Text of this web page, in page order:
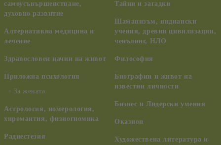
самоусъвършенстване,
духовно развитие
Алтернативна медицина и
лечение
Здравословен начин на живот
Приложна психология
За жената
Астрология, номерология,
хиромантия, физиогномика
Радиестезия
Тайни и загадки
Шаманизъм, индиански
учения, древни цивилизации,
ченълинг, НЛО
Философия
Биографии и живот на
известни личности
Бизнес и Лидерски умения
Оказион
Художествена литература и